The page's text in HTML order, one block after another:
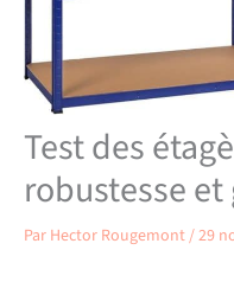
Test des
robustesse
Par Hector Rougemont/29